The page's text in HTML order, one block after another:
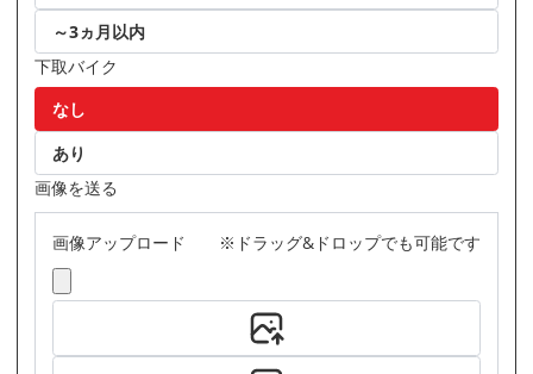
～3ヵ月以内
下取バイク
なし
あり
画像を送る
画像アップロード ※ドラッグ&ドロップでも可能です